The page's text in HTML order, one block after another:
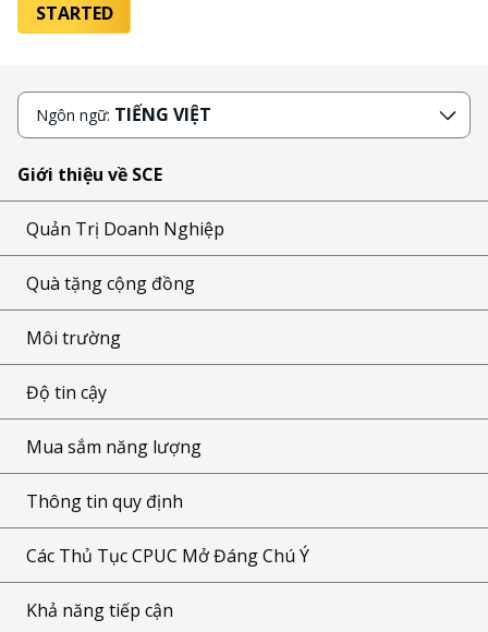
STARTED
Ngôn ngữ: TIẾNG VIỆT
Giới thiệu về SCE
Quản Trị Doanh Nghiệp
Quà tặng cộng đồng
Môi trường
Độ tin cậy
Mua sắm năng lượng
Thông tin quy định
Các Thủ Tục CPUC Mở Đáng Chú Ý
Khả năng tiếp cận